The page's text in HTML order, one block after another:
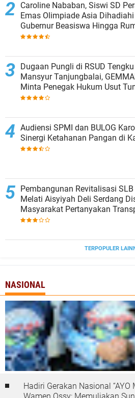
Caroline Nababan, Siswi SD
Emas Olimpiade Asia Dihadiahi
Gubernur Beasiswa Hingga
Dugaan Pungli di RSUD Tengku
Mansyur Tanjungbalai,
Minta Penegak Hukum Usut
Audiensi SPMI dan BULOG
Sinergi Ketahanan Pangan di
‎Pembangunan Revitalisasi SLB
Melati Aisyiyah Deli Serdang
Masyarakat Pertanyakan
dan Pagu Anggaran
TERPOPULER
NASIONAL
Hadiri Gerakan Nasional “AYO